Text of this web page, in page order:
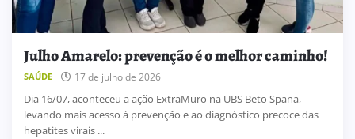
Julho Amarelo: prevenção é o melhor caminho!
SAÚDE 17 de julho de 2026
Dia 16/07, aconteceu a ação ExtraMuro na UBS Beto Spana,
levando mais acesso à prevenção e ao diagnóstico precoce das
hepatites virais ...